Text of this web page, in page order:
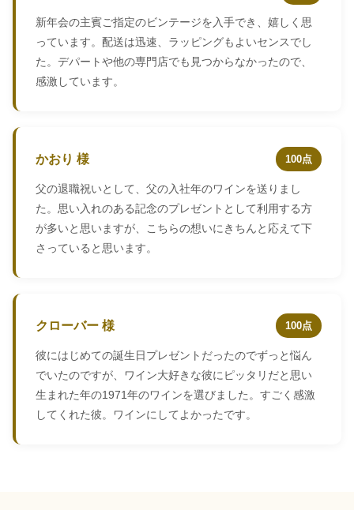
新年会の主賓ご指定のビンテージを入手でき、嬉しく思
っています。配送は迅速、ラッピングもよいセンスでし
た。デパートや他の専門店でも見つからなかったので、
感激しています。
かおり 様 100点
父の退職祝いとして、父の入社年のワインを送りまし
た。思い入れのある記念のプレゼントとして利用する方
が多いと思いますが、こちらの想いにきちんと応えて下
さっていると思います。
クローバー 様 100点
彼にはじめての誕生日プレゼントだったのでずっと悩ん
でいたのですが、ワイン大好きな彼にピッタリだと思い
生まれた年の1971年のワインを選びました。すごく感激
してくれた彼。ワインにしてよかったです。